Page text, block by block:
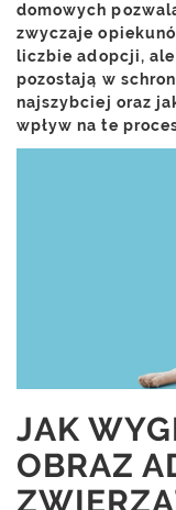
domowych
zwyczaje
liczbie adopcji,
pozostają w
najszybciej oraz
wpływ na te
JAK
OBRAZ